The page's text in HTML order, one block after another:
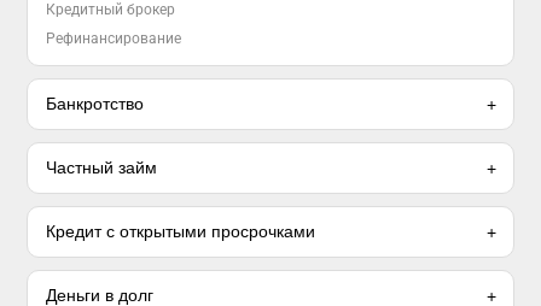
Кредитный брокер
Рефинансирование
Банкротство
Частный займ
Кредит с открытыми просрочками
Деньги в долг